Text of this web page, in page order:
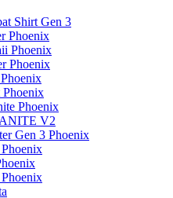
Shirt Gen 3
Phoenix
Phoenix
Phoenix
Phoenix
V2
Gen 3 Phoenix